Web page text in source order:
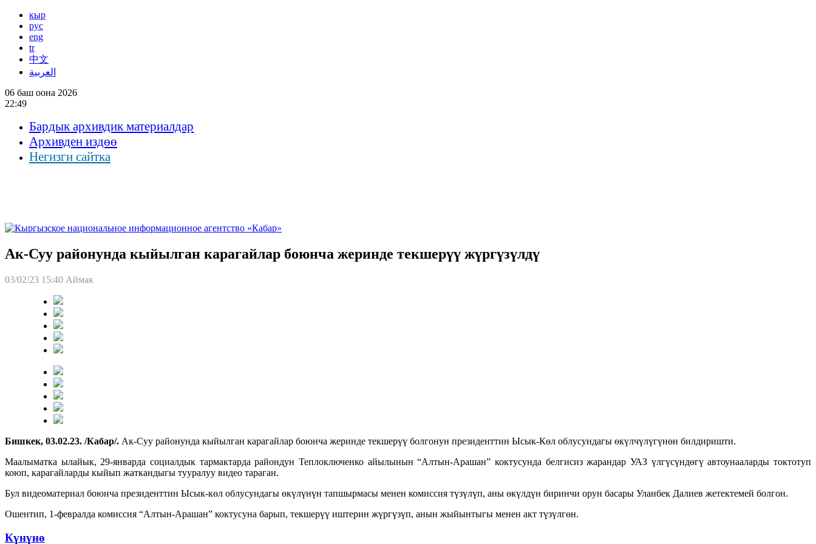
кыр
рус
eng
tr
中文
العربية
06 баш оона 2026
22:49
Бардык архивдик материалдар
Архивден издөө
Негизги сайтка
Ак-Суу районунда кыйылган карагайлар боюнча жеринде текшерүү жүргүзүлдү
03/02/23 15:40 Аймак
Бишкек, 03.02.23. /Кабар/. Ак-Суу районунда кыйылган карагайлар боюнча жеринде текшерүү болгонун президенттин Ысык-Көл облусундагы өкүлчүлүгүнөн билдиришти.
Маалыматка ылайык, 29-январда социалдык тармактарда райондун Теплоключенко айылынын “Алтын-Арашан” коктусунда белгисиз жарандар УАЗ үлгүсүндөгү автоунааларды токтотуп
коюп, карагайларды кыйып жаткандыгы тууралуу видео тараган.
Бул видеоматериал боюнча президенттин Ысык-көл облусундагы өкүлүнүн тапшырмасы менен комиссия түзүлүп, аны өкүлдүн биринчи орун басары Уланбек Далиев жетектемей болгон.
Ошентип, 1-февралда комиссия “Алтын-Арашан” коктусуна барып, текшерүү иштерин жүргүзүп, анын жыйынтыгы менен акт түзүлгөн.
Күнүнө